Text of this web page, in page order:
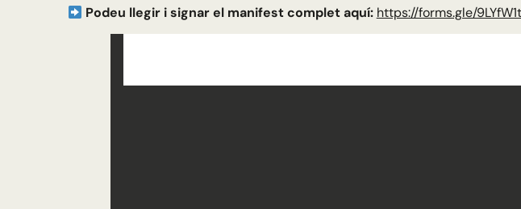
Podeu llegir i signar el manifest complet aquí: https://forms.gle/